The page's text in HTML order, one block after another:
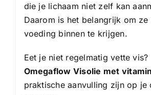
die je lichaam niet zelf kan
Daarom is het belangrijk om ze
voeding binnen te krijgen.
Eet je niet regelmatig vette vis?
Omegaflow Visolie met
praktische aanvulling zijn op je